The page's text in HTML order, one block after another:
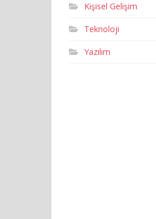
Kişisel Gelişim
Teknoloji
Yazılım